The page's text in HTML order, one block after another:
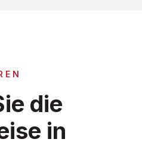
die
in